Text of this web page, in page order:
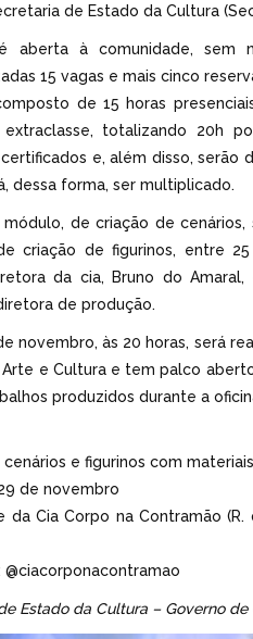
de Estado da Cultura
aberta à comunidade, sem
15 vagas e mais cinco
de 15 horas
extraclasse, totalizando 20h
e, além disso, serão
dessa forma, ser multiplicado.
de criação de
criação de figurinos, entre
da cia, Bruno do
de produção.
novembro, às 20 horas, será
Arte e Cultura e tem palco
produzidos durante a
cenários e figurinos com
de novembro
da Cia Corpo na Contramão
@ciacorponacontramao
Estado da Cultura – Governo de